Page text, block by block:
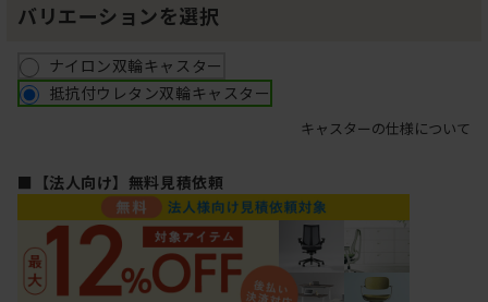
バリエーションを選択
ナイロン双輪キャスター
抵抗付ウレタン双輪キャスター
キャスターの仕様について
■【法人向け】無料見積依頼